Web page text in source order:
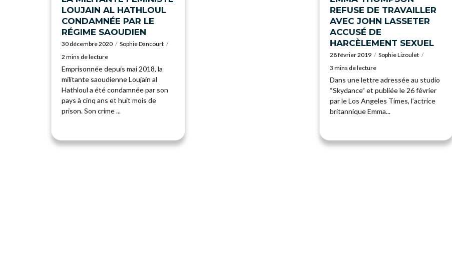
LOUJAIN AL HATHLOUL
CONDAMNÉE PAR LE
RÉGIME SAOUDIEN
30 décembre 2020
Sophie Dancourt
2 mins de lecture
Emprisonnée depuis mai 2018, la
militante saoudienne Loujain al
Hathloul a été condamnée par son
pays à cinq ans et huit mois de
prison. Son crime ...
REFUSE DE TRAVAILLER
AVEC JOHN LASSETER
ACCUSÉ DE
HARCÈLEMENT SEXUEL
28 février 2019
Sophie Lizoulet
3 mins de lecture
Dans une lettre adressée au studio
“Skydance” et publiée le 26 février
par le Los Angeles Times, l’actrice
britannique Emma...